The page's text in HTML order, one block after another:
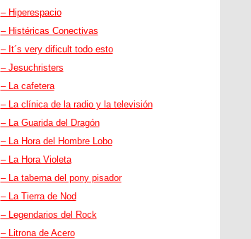
– Hiperespacio
– Histéricas Conectivas
– It´s very dificult todo esto
– Jesuchristers
– La cafetera
– La clínica de la radio y la televisión
– La Guarida del Dragón
– La Hora del Hombre Lobo
– La Hora Violeta
– La taberna del pony pisador
– La Tierra de Nod
– Legendarios del Rock
– Litrona de Acero